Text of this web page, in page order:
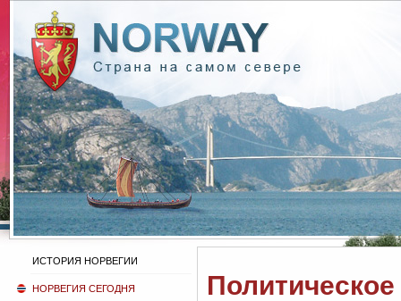
ИСТОРИЯ НОРВЕГИИ
НОРВЕГИЯ СЕГОДНЯ